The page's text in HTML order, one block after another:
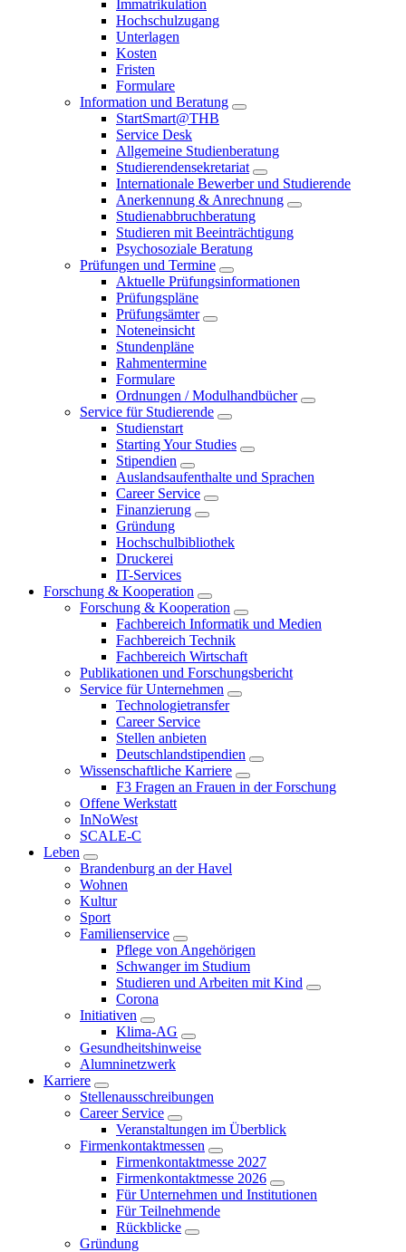
Immatrikulation
Hochschulzugang
Unterlagen
Kosten
Fristen
Formulare
Information und Beratung
StartSmart@THB
Service Desk
Allgemeine Studienberatung
Studierendensekretariat
Internationale Bewerber und Studierende
Anerkennung & Anrechnung
Studienabbruchberatung
Studieren mit Beeinträchtigung
Psychosoziale Beratung
Prüfungen und Termine
Aktuelle Prüfungsinformationen
Prüfungspläne
Prüfungsämter
Noteneinsicht
Stundenpläne
Rahmentermine
Formulare
Ordnungen / Modulhandbücher
Service für Studierende
Studienstart
Starting Your Studies
Stipendien
Auslandsaufenthalte und Sprachen
Career Service
Finanzierung
Gründung
Hochschulbibliothek
Druckerei
IT-Services
Forschung & Kooperation
Forschung & Kooperation
Fachbereich Informatik und Medien
Fachbereich Technik
Fachbereich Wirtschaft
Publikationen und Forschungsbericht
Service für Unternehmen
Technologietransfer
Career Service
Stellen anbieten
Deutschlandstipendien
Wissenschaftliche Karriere
F3 Fragen an Frauen in der Forschung
Offene Werkstatt
InNoWest
SCALE-C
Leben
Brandenburg an der Havel
Wohnen
Kultur
Sport
Familienservice
Pflege von Angehörigen
Schwanger im Studium
Studieren und Arbeiten mit Kind
Corona
Initiativen
Klima-AG
Gesundheitshinweise
Alumninetzwerk
Karriere
Stellenausschreibungen
Career Service
Veranstaltungen im Überblick
Firmenkontaktmessen
Firmenkontaktmesse 2027
Firmenkontaktmesse 2026
Für Unternehmen und Institutionen
Für Teilnehmende
Rückblicke
Gründung